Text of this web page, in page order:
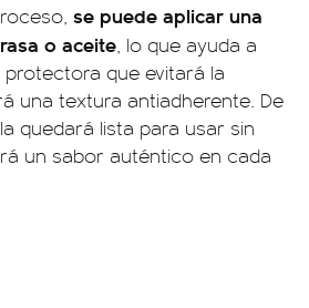
se puede aplicar una
o aceite, lo que ayuda a
que evitará la
una textura antiadherente. De
quedará lista para usar sin
un sabor auténtico en cada